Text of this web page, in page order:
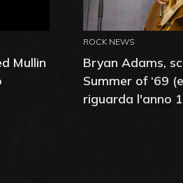
Mullin
ROCK NEWS
Bryan Adams,
Summer of ‘69
riguarda l'anno